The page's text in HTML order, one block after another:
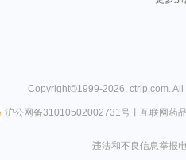
Copyright©1999-2026, ctrip.com.
沪公网备31010502002731号丨 互联网药
违法和不良信息举报